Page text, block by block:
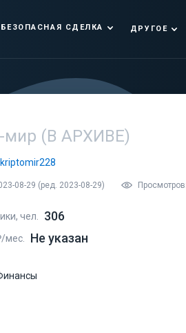
БЕЗОПАСНАЯ СДЕЛКА ДРУГОЕ
мир (В АРХИВЕ)
08-29 (ред. 2023-08-29)
чел. 306
мес. Не указан